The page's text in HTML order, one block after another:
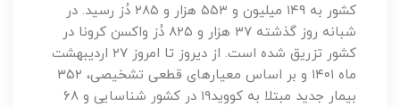
کشور به ۱۴۹ میلیون و ۵۵۳ هزار و ۲۸۵ دُز رسید. در
شبانه روز گذشته ۳۷ هزار و ۸۲۵ دُز واکسن کرونا در
کشور تزریق شده است. از دیروز تا امروز ۲۷ اردیبهشت
ماه ۱۴۰۱ و بر اساس معیارهای قطعی تشخیصی، ۳۵۲
بیمار جدید مبتلا به کووید۱۹ در کشور شناسایی و ۶۸